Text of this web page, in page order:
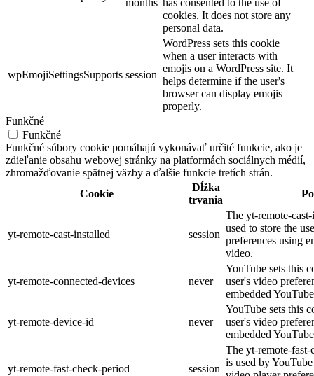
months has consented to the use of
cookies. It does not store any
personal data.
wpEmojiSettingsSupports session
WordPress sets this cookie
when a user interacts with
emojis on a WordPress site. It
helps determine if the user's
browser can display emojis
properly.
Funkčné
Funkčné
Funkčné súbory cookie pomáhajú vykonávať určité funkcie, ako je
zdieľanie obsahu webovej stránky na platformách sociálnych médií,
zhromažďovanie spätnej väzby a ďalšie funkcie tretích strán.
Cookie
Dĺžka
trvania
yt-remote-cast-installed session
The yt-remote-
used to store the
preferences using
video.
yt-remote-connected-devices never
YouTube sets this
user's video
embedded
yt-remote-device-id never
YouTube sets this
user's video
embedded
yt-remote-fast-check-period session
The yt-remote-
is used by